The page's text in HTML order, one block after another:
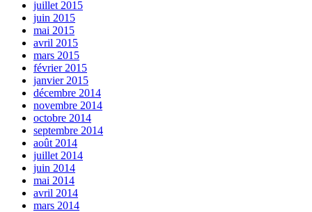
juillet 2015
juin 2015
mai 2015
avril 2015
mars 2015
février 2015
janvier 2015
décembre 2014
novembre 2014
octobre 2014
septembre 2014
août 2014
juillet 2014
juin 2014
mai 2014
avril 2014
mars 2014